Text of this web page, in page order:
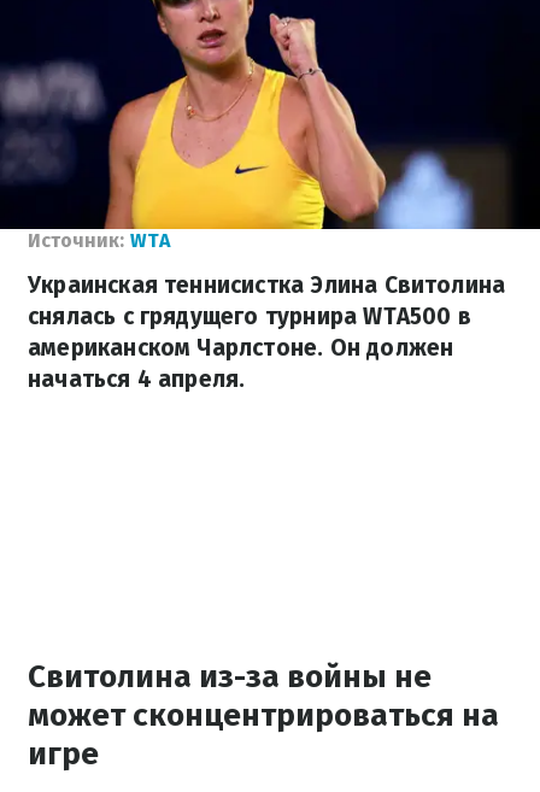
Источник: WTA
Украинская теннисистка Элина Свитолина
снялась с грядущего турнира WTA500 в
американском Чарлстоне. Он должен
начаться 4 апреля.
Свитолина из-за войны не
может сконцентрироваться на
игре